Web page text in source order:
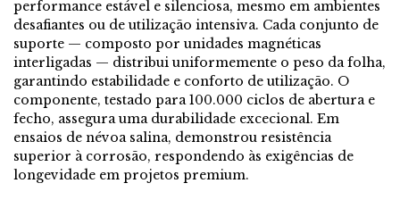
performance estável e silenciosa, mesmo em ambientes
desafiantes ou de utilização intensiva. Cada conjunto de
suporte — composto por unidades magnéticas
interligadas — distribui uniformemente o peso da folha,
garantindo estabilidade e conforto de utilização. O
componente, testado para 100.000 ciclos de abertura e
fecho, assegura uma durabilidade excecional. Em
ensaios de névoa salina, demonstrou resistência
superior à corrosão, respondendo às exigências de
longevidade em projetos premium.